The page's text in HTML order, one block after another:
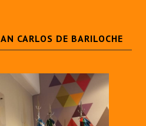
CARLOS DE BARILOCHE